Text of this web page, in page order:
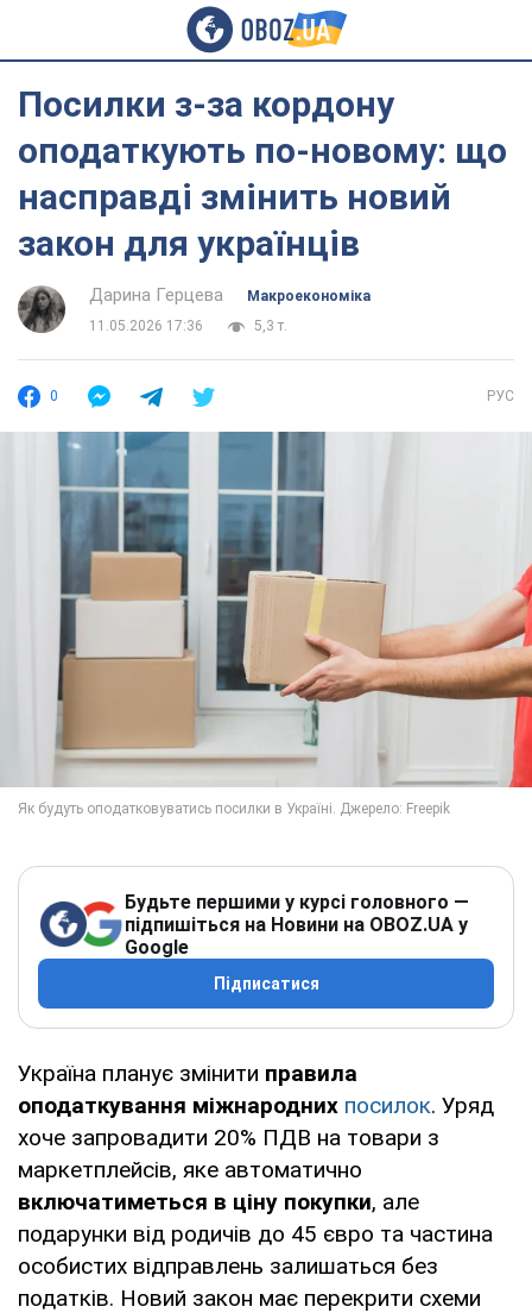
Посилки з-за кордону
оподаткують по-новому: що
насправді змінить новий
закон для українців
Дарина Герцева
Mакроекономіка
11.05.2026 17:36
5,3 т.
0 РУС
Будьте першими у курсі головного —
підпишіться на Новини на OBOZ.UA у
Google
Підписатися
Україна планує змінити правила
оподаткування міжнародних посилок. Уряд
хоче запровадити 20% ПДВ на товари з
маркетплейсів, яке автоматично
включатиметься в ціну покупки, але
подарунки від родичів до 45 євро та частина
особистих відправлень залишаться без
податків. Новий закон має перекрити схеми